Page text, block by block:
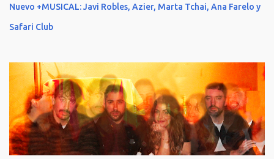
Nuevo +MUSICAL: Javi Robles, Azier, Marta Tchai, Ana Farelo y
Safari Club